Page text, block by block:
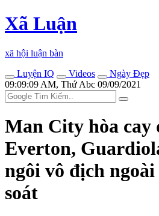
Xã Luận
xã hội luận bàn
Luyện IQ
Videos
Ngày Đẹp
09:09:09 AM, Thứ Abc 09/09/2021
Man City hòa cay
Everton,
ngôi vô địch
soát